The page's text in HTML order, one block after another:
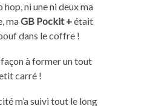
hop,niunenideuxma
maGB Pockit +était
dans le coffre !
à former un tout
carré !
m’a suivi tout le long